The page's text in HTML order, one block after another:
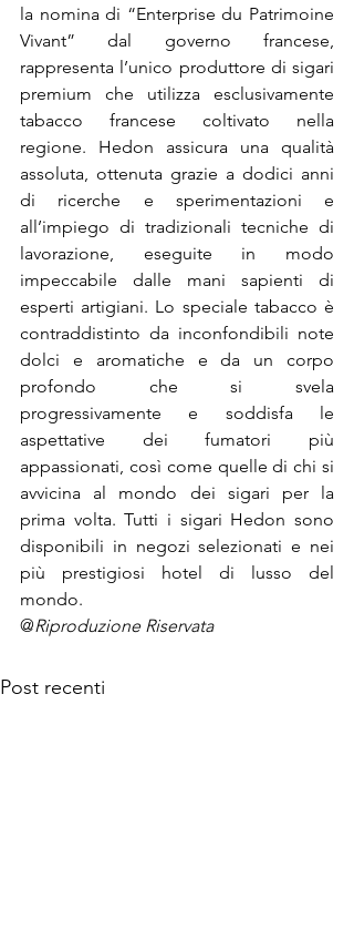
la nomina di “Enterprise du Patrimoine
Vivant” dal governo francese,
rappresenta l’unico produttore di sigari
premium che utilizza esclusivamente
tabacco francese coltivato nella
regione. Hedon assicura una qualità
assoluta, ottenuta grazie a dodici anni
di ricerche e sperimentazioni e
all’impiego di tradizionali tecniche di
lavorazione, eseguite in modo
impeccabile dalle mani sapienti di
esperti artigiani. Lo speciale tabacco è
contraddistinto da inconfondibili note
dolci e aromatiche e da un corpo
profondo che si svela
progressivamente e soddisfa le
aspettative dei fumatori più
appassionati, così come quelle di chi si
avvicina al mondo dei sigari per la
prima volta. Tutti i sigari Hedon sono
disponibili in negozi selezionati e nei
più prestigiosi hotel di lusso del
mondo.
@Riproduzione Riservata
Post recenti